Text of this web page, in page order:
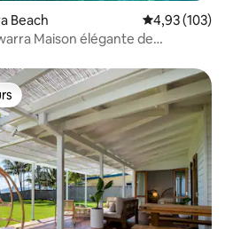
Beach Évaluation
4,93 (103)
Maison élégante de